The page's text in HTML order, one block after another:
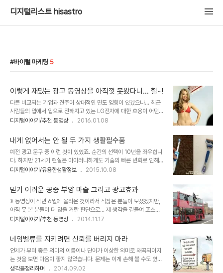
디지털리스트 hisastro
바이럴 마케팅 5
이렇게 재밌는 광고 동영상을 아직껏 못봤다니... 헐~!
다른 비교되는 기업과 견주어 상대적인 면도 영향이 있겠으나... 최근
사람들의 입에서 입으로 전해지고 있는 LG전자에 대한 호응이 어떤
흐름처럼 느껴질 정도입니다. 이에 대한 저의 생각은 제가 좋아하는 블
주의해야 한다고 생각합니다. 물론 잘하는 것을 잘한다 하는 건 그만한
이유가 있는 것이라 할 수 있습니다. 그러나 어떤 한 두가지 사안만으
로 모든 것이 그렇다고 생각하게 만드는 대중 흐름의 착시는 경계해야
하지 않을까라는 것이 제 생각입니다. 이렇게 말하는 건 제가 직접 확
인한 엘지 모 계열사의 근무 형태 때문입니다. 살기도 어려운 판국에
를 하며 남들 다 쉬는 휴일도 ..
디지털이야기/추천 동영상 2016.01.08
내게 없어서는 안 될 두 가지 생활필수품
예전 광고 문구 중 이런 것이 있었죠. 순간의 선택이 10년을 좌우합니
다. 하지만 21세기 현실은 아이러니하게도 기술의 빠른 변화로 인해 1
년도 길다고 느껴지기 일쑵니다. 그게 정말 기술에 의한 건지 아니면
러한 기술을 갖추고 있으면서도 10년에 가까운 사용을 하면서 상당히
만족하며 사용하는 그야말로 생활필수품 두 가지가 있습니다. 그 하나
는 오랄비 전동칫솔이고, 또 하나는 질레트 퓨전 면도기입니다. 오랄비
전동칫솔의 경우는 2005년인가 구입하여 진짜 만 11년을 꽉 채워 사
용하고 교체했고, 질레트 퓨전 면도기도 그쯤 새로 하나를 더 구입하긴
다니는 보조 용도로 요긴..
디지털이야기/유용한생활정보 2015.10.08
믿기 어려운 공중 부양 마술 그리고 광고효과
※ 동영상이 작년 6월에 올라온 것이라서 적잖은 분들이 보셨겠지만,
아직 못 본 분들이 더 많을 거란 판단으로... 제 생각을 곁들여 포스팅
을 해 봅니다. 광고 전략에는 여러가지가 있겠지만, 얼마 전 포스팅했
로 하여금 어떤 각인 효과에 자사 제품을 기억하도록 하는 것을 기반으
로 하는 듯 합니다. 그러나 효과는 있을 것이라는 생각이 드는 건, 확실
한 각인효과가 부여되는 이벤트?가 분명 있기 때문입니다. 이번 소개
해 드리는 동영상 역시 그렇습니다. 보자마자 이걸 어떻게 연출할 수
있었을까... 궁금한 생각이 자연스럽게 이어지면서 다른 사람에게 전파
디지털이야기/추천 동영상 2014.11.17
네임벨류를 지키려면 신뢰를 버리지 마라
언제가 부터 좋은 의미의 이름이나 단어가 이상한 의미로 왜곡되어지
는 것을 보면 마음이 좋지 않았습니다. 문제는 이게 손해 볼 수도 있는
어떤 거래에 한정된 것이라면 모를까... 사람 잡을 일들까지 아무렇지
생각을정리하며 2014.09.02